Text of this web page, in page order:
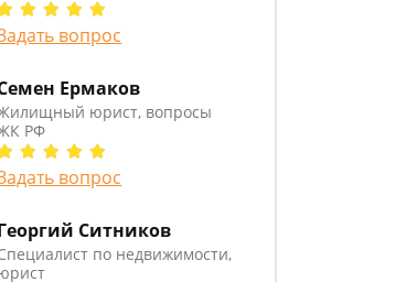
вопрос
Ермаков
юрист, вопросы
РФ
вопрос
Ситников
по недвижимости,